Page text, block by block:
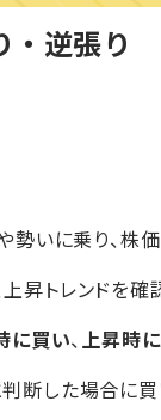
・逆張り
勢いに乗り、株
上昇トレンドを
に買い、 上昇時
断した場合に